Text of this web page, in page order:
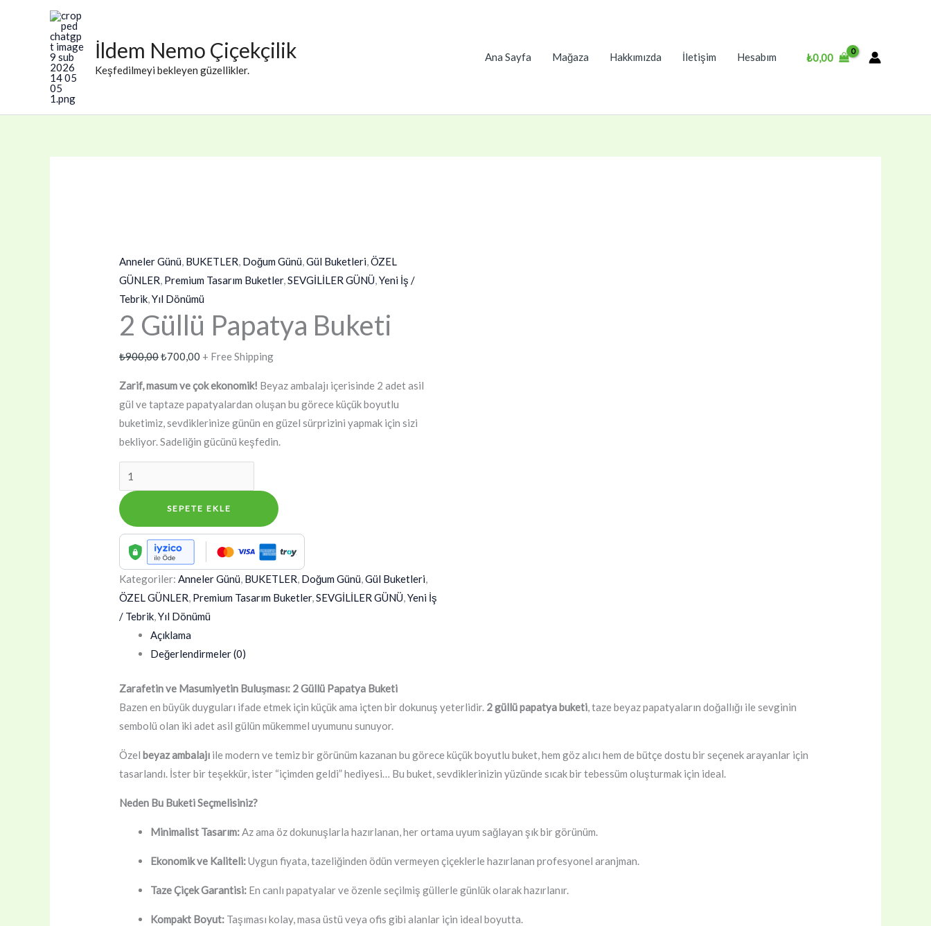
İldem Nemo Çiçekçilik
Keşfedilmeyi bekleyen güzellikler.
Ana Sayfa Mağaza Hakkımızda İletişim Hesabım ₺0,00
İndirim!
Anneler Günü BUKETLER Doğum Günü ,Gül Buketleri ,ÖZEL
GÜNLER Premium Tasarım Buketler,SEVGİLİLER GÜNÜ ,Yeni İş /
Tebrik ,Yıl Dönümü
2 Güllü Papatya Buketi
₺900,00Orijinal
₺900,00.
₺700,00 Şu
fiyat:
₺700,00.
+ Free Shipping
Zarif, masum ve çok ekonomik! Beyaz ambalajı içerisinde 2 adet asil
gül ve taptaze papatyalardan oluşan bu görece küçük boyutlu
buketimiz, sevdiklerinize günün en güzel sürprizini yapmak için sizi
bekliyor. Sadeliğin gücünü keşfedin.
Güllü
Papatya
Buketi
adet
SEPETE EKLE
Kategoriler:Anneler Günü, BUKETLER, Doğum Günü,Gül Buketleri,
ÖZEL GÜNLER, Premium Tasarım Buketler,SEVGİLİLER GÜNÜ,Yeni İş
/ Tebrik,Yıl Dönümü
Açıklama
Değerlendirmeler (0)
Zarafetin ve Masumiyetin Buluşması: 2 Güllü Papatya Buketi
Bazen en büyük duyguları ifade etmek için küçük ama içten bir dokunuş yeterlidir. 2 güllü papatya buketi , taze beyaz papatyaların doğallığı ile sevginin
sembolü olan iki adet asil gülün mükemmel uyumunu sunuyor.
Özelbeyaz ambalajı ile modern ve temiz bir görünüm kazanan bu görece küçük boyutlu buket, hem göz alıcı hem de bütçe dostu bir seçenek arayanlar için
tasarlandı. İster bir teşekkür, ister “içimden geldi” hediyesi… Bu buket, sevdiklerinizin yüzünde sıcak bir tebessüm oluşturmak için ideal.
Neden Bu Buketi Seçmelisiniz?
Minimalist Tasarım: Az ama öz dokunuşlarla hazırlanan, her ortama uyum sağlayan şık bir görünüm.
Ekonomik ve Kaliteli:Uygun fiyata, tazeliğinden ödün vermeyen çiçeklerle hazırlanan profesyonel aranjman.
Taze Çiçek Garantisi: En canlı papatyalar ve özenle seçilmiş güllerle günlük olarak hazırlanır.
Kompakt Boyut: Taşıması kolay, masa üstü veya ofis gibi alanlar için ideal boyutta.
İndirim!
İndirim!
İndirim!
İndirim!
İndirim!
İndirim!
İndirim!
İndirim!